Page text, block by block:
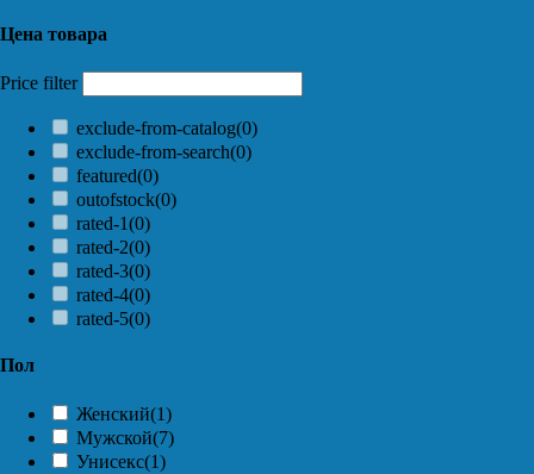
Цена товара
Price filter
exclude-from-catalog(0)
exclude-from-search(0)
featured(0)
outofstock(0)
rated-1(0)
rated-2(0)
rated-3(0)
rated-4(0)
rated-5(0)
Пол
Женский(1)
Мужской(7)
Унисекс(1)